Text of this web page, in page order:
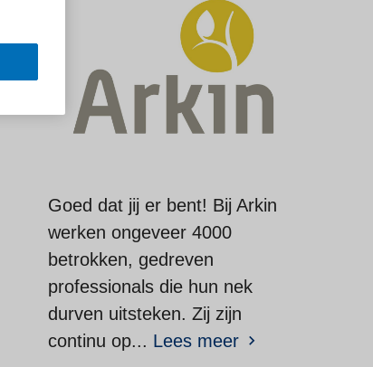
Goed dat jij er bent! Bij Arkin
werken ongeveer 4000
betrokken, gedreven
professionals die hun nek
durven uitsteken. Zij zijn
continu op... Lees meer